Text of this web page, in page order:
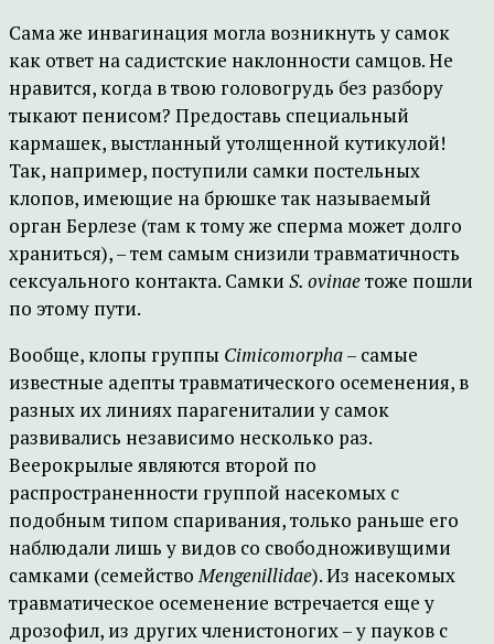
Сама же инвагинация могла возникнуть у самок
как ответ на садистские наклонности самцов. Не
нравится, когда в твою головогрудь без разбору
тыкают пенисом? Предоставь специальный
кармашек, выстланный утолщенной кутикулой!
Так, например, поступили самки постельных
клопов, имеющие на брюшке так называемый
орган Берлезе (там к тому же сперма может долго
храниться), – тем самым снизили травматичность
сексуального контакта. Самки S. ovinaeтоже пошли
по этому пути.
Вообще, клопы группы Cimicomorpha– самые
известные адепты травматического осеменения, в
разных их линиях парагениталии у самок
развивались независимо несколько раз.
Веерокрылые являются второй по
распространенности группой насекомых с
подобным типом спаривания, только раньше его
наблюдали лишь у видов со свободноживущими
самками (семействоMengenillidae). Из насекомых
травматическое осеменение встречается еще у
дрозофил, из других членистоногих – у пауков с